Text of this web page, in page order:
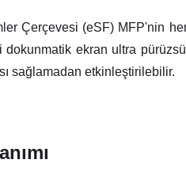
Çerçevesi (eSF) MFP'nin
dokunmatik ekran ultra
sağlamadan etkinleştirilebilir.